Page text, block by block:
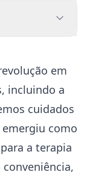
em
incluindo a
cuidados
emergiu como
a terapia